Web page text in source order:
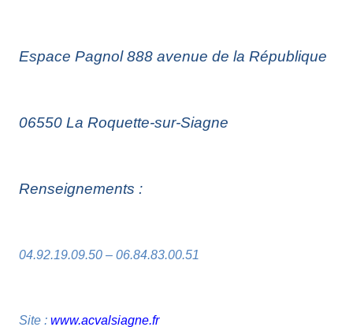
Espace Pagnol 888 avenue de la République
06550 La Roquette-sur-Siagne
Renseignements :
04.92.19.09.50 – 06.84.83.00.51
Site : www.acvalsiagne.fr